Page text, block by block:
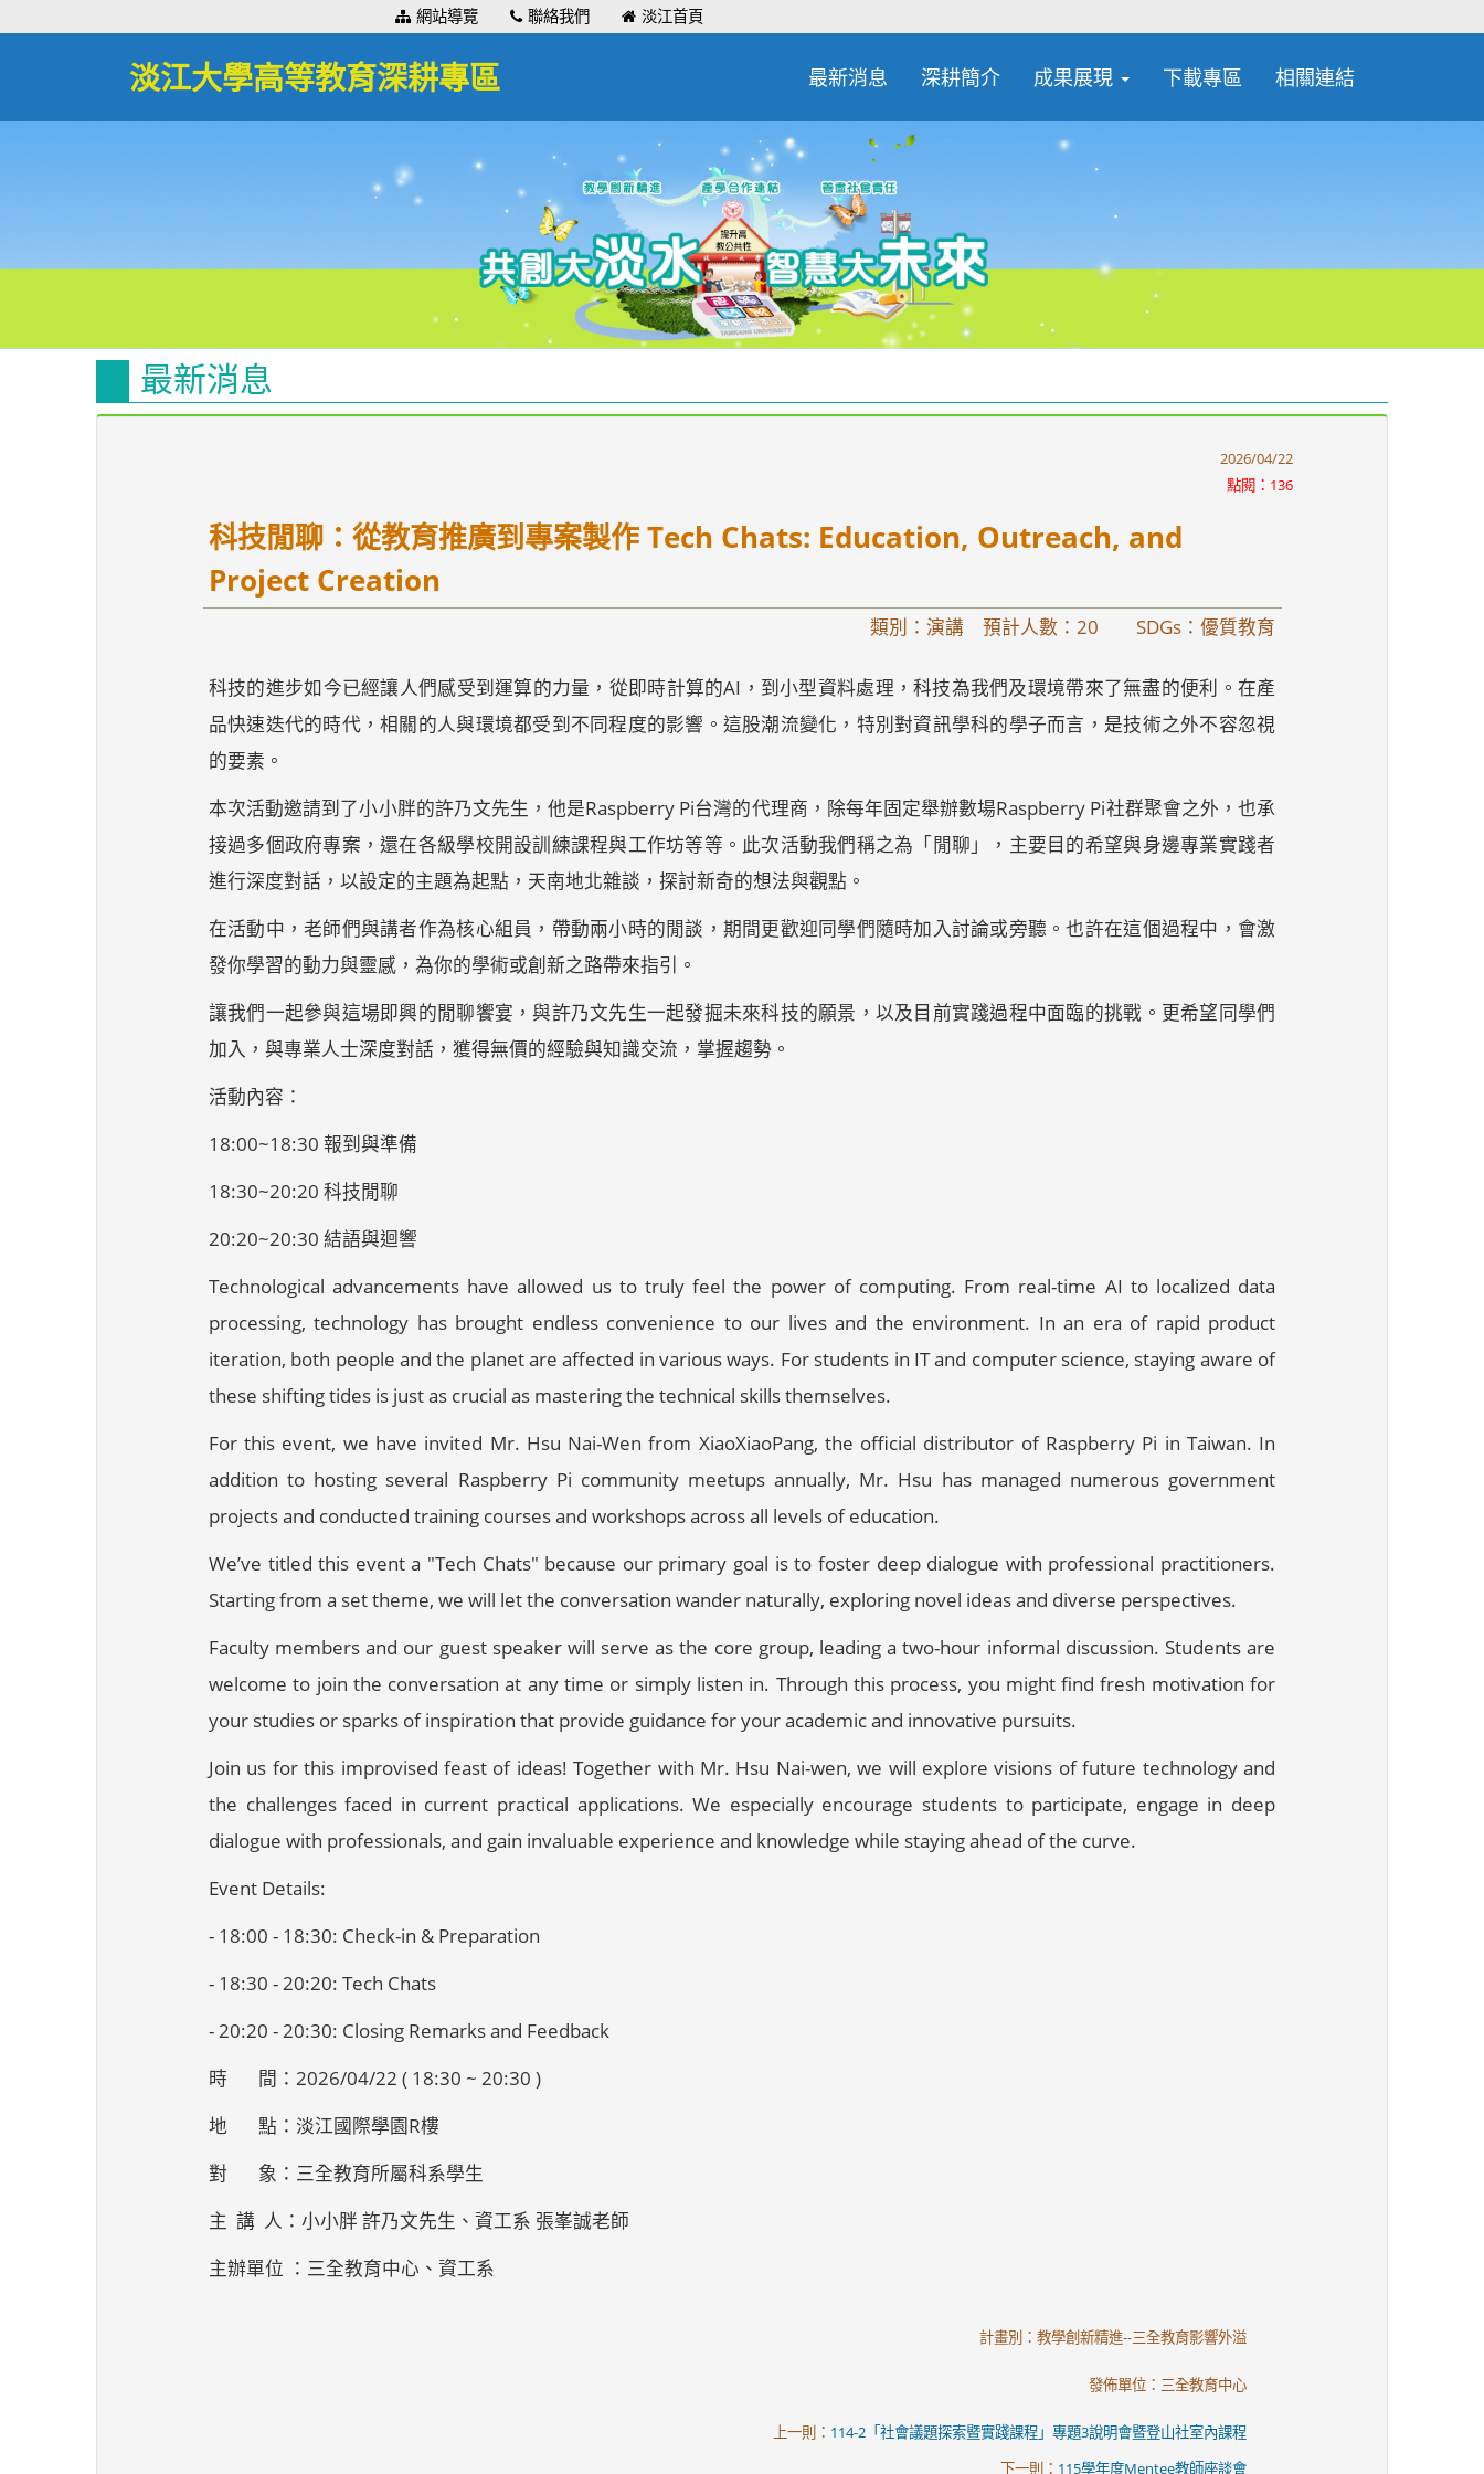
網站導覽 聯絡我們 淡江首頁
淡江大學高等教育深耕專區 最新消息 深耕簡介 成果展現 下載專區 相關連結
最新消息
2026/04/22
點閱：136
科技閒聊：從教育推廣到專案製作 Tech Chats: Education, Outreach, and
Project Creation
類別：演講 預計人數：20 SDGs：優質教育
科技的進步如今已經讓人們感受到運算的力量，從即時計算的AI，到小型資料處理，科技為我們及環境帶來了無盡的便利。在產
品快速迭代的時代，相關的人與環境都受到不同程度的影響。這股潮流變化，特別對資訊學科的學子而言，是技術之外不容忽視
的要素。
本次活動邀請到了小小胖的許乃文先生，他是Raspberry Pi台灣的代理商，除每年固定舉辦數場Raspberry Pi社群聚會之外，也承
接過多個政府專案，還在各級學校開設訓練課程與工作坊等等。此次活動我們稱之為「閒聊」，主要目的希望與身邊專業實踐者
進行深度對話，以設定的主題為起點，天南地北雜談，探討新奇的想法與觀點。
在活動中，老師們與講者作為核心組員，帶動兩小時的閒談，期間更歡迎同學們隨時加入討論或旁聽。也許在這個過程中，會激
發你學習的動力與靈感，為你的學術或創新之路帶來指引。
讓我們一起參與這場即興的閒聊饗宴，與許乃文先生一起發掘未來科技的願景，以及目前實踐過程中面臨的挑戰。更希望同學們
加入，與專業人士深度對話，獲得無價的經驗與知識交流，掌握趨勢。
活動內容：
18:00~18:30 報到與準備
18:30~20:20 科技閒聊
20:20~20:30 結語與迴響
Technological advancements have allowed us to truly feel the power of computing. From real-time AI to localized data
processing, technology has brought endless convenience to our lives and the environment. In an era of rapid product
iteration, both people and the planet are affected in various ways. For students in IT and computer science, staying aware of
these shifting tides is just as crucial as mastering the technical skills themselves.
For this event, we have invited Mr. Hsu Nai-Wen from XiaoXiaoPang, the official distributor of Raspberry Pi in Taiwan. In
addition to hosting several Raspberry Pi community meetups annually, Mr. Hsu has managed numerous government
projects and conducted training courses and workshops across all levels of education.
We’ve titled this event a "Tech Chats" because our primary goal is to foster deep dialogue with professional practitioners.
Starting from a set theme, we will let the conversation wander naturally, exploring novel ideas and diverse perspectives.
Faculty members and our guest speaker will serve as the core group, leading a two-hour informal discussion. Students are
welcome to join the conversation at any time or simply listen in. Through this process, you might find fresh motivation for
your studies or sparks of inspiration that provide guidance for your academic and innovative pursuits.
Join us for this improvised feast of ideas! Together with Mr. Hsu Nai-wen, we will explore visions of future technology and
the challenges faced in current practical applications. We especially encourage students to participate, engage in deep
dialogue with professionals, and gain invaluable experience and knowledge while staying ahead of the curve.
Event Details:
- 18:00 - 18:30: Check-in & Preparation
- 18:30 - 20:20: Tech Chats
- 20:20 - 20:30: Closing Remarks and Feedback
時 間：2026/04/22 ( 18:30 ~ 20:30 )
地 點：淡江國際學園R樓
對 象：三全教育所屬科系學生
主 講 人：小小胖 許乃文先生、資工系 張峯誠老師
主辦單位 ：三全教育中心、資工系
計畫別：教學創新精進--三全教育影響外溢
發佈單位：三全教育中心
上一則： 114-2「社會議題探索暨實踐課程」專題3說明會暨登山社室內課程
下一則： 115學年度Mentee教師座談會